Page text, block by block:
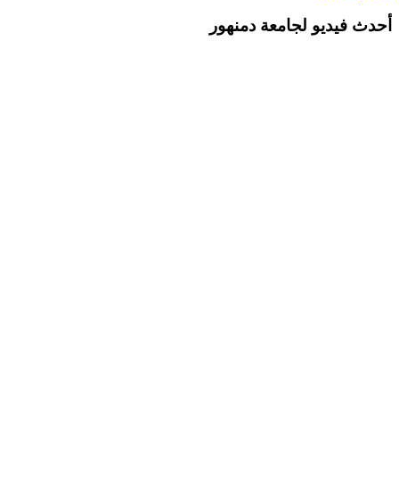
أحدث فيديو لجامعة دمنهور